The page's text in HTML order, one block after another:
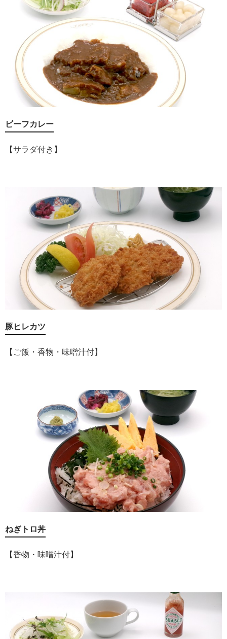
ビーフカレー
【サラダ付き】
豚ヒレカツ
【ご飯・香物・味噌汁付】
ねぎトロ丼
【香物・味噌汁付】